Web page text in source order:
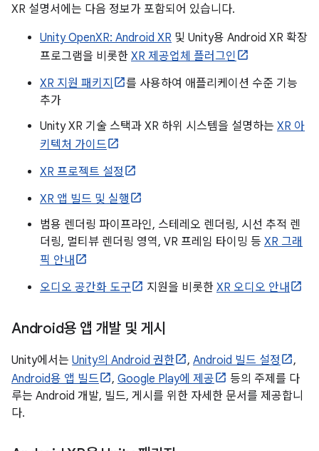
XR 설명서에는 다음 정보가 포함되어 있습니다.
Unity OpenXR: Android XR 및 Unity용 Android XR 확장
프로그램을 비롯한 XR 제공업체 플러그인
XR 지원 패키지
를 사용하여 애플리케이션 수준 기능
추가
Unity XR 기술 스택과 XR 하위 시스템을 설명하는 XR 아
키텍처 가이드
XR 프로젝트 설정
XR 앱 빌드 및 실행
범용 렌더링 파이프라인, 스테레오 렌더링, 시선 추적 렌
더링, 멀티뷰 렌더링 영역, VR 프레임 타이밍 등 XR 그래
픽 안내
오디오 공간화 도구
지원을 비롯한 XR 오디오 안내
Android용 앱 개발 및 게시
Unity에서는 Unity의 Android 권한 , Android 빌드 설정
,
Android용 앱 빌드
, Google Play에 제공
등의 주제를 다
루는 Android 개발, 빌드, 게시를 위한 자세한 문서를 제공합니
다.